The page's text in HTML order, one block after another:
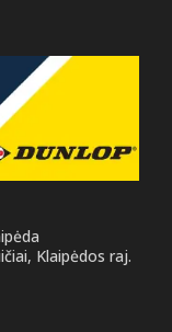
Klaipėdos raj.